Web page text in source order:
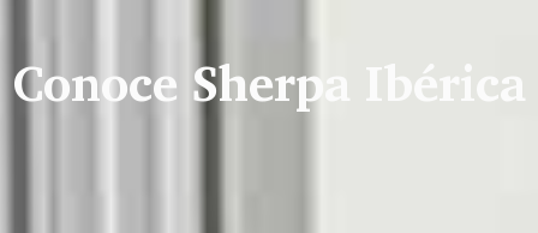
Conoce Sherpa Ibérica